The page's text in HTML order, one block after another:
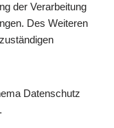
der Verarbeitung
Des Weiteren
Datenschutz